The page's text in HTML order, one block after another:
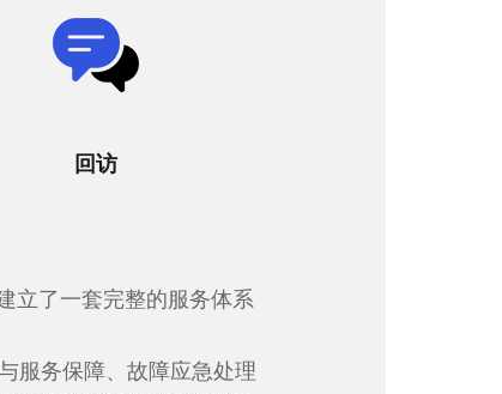
回访
立了一套完整的服务体系
服务保障、故障应急处理